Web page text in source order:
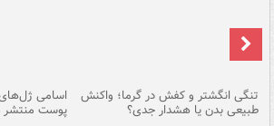
تنگی انگشتر و کفش در گرما؛ واکنش
طبیعی بدن یا هشدار جدی؟
اسامی
پوست